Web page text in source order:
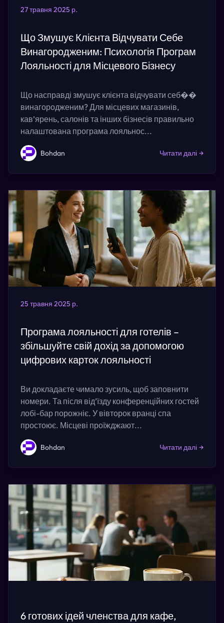
27 травня 2025 р.
Що Змушує Клієнта Відчувати Себе
Винагородженим: Психологія Програм
Лояльності для Місцевого Бізнесу
Що насправді змушує клієнта відчувати себ��
винагородженим? Для місцевих магазинів,
кав’ярень, салонів та інших бізнесів правильно
налаштована програма лояльнос...
Bohdan Читати далі →
25 травня 2025 р.
Програма лояльності для готелів –
збільшуйте свій дохід за допомогою
цифрових карток лояльності
Ви докладаєте чимало зусиль, щоб заповнити
номери. Та після від’їзду конференційних гостей
лобі-бар порожніє. У вівторок вранці спа
простоює. Місцеві проїжджают...
Bohdan Читати далі →
6 готових ідей членства для кафе,